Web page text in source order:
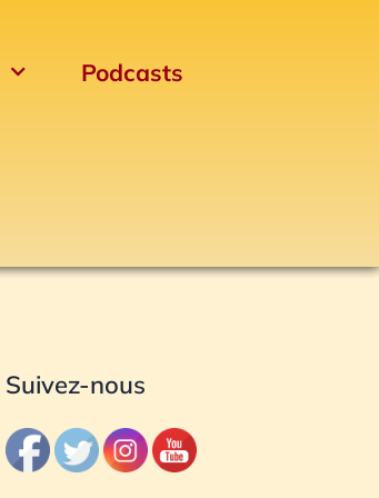
Podcasts
Suivez-nous
Archives